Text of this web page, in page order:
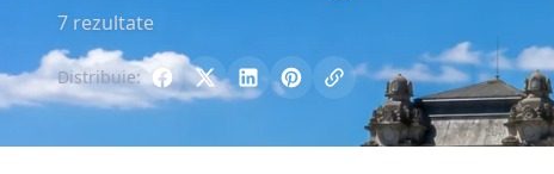
7 rezultate
Distribuie: